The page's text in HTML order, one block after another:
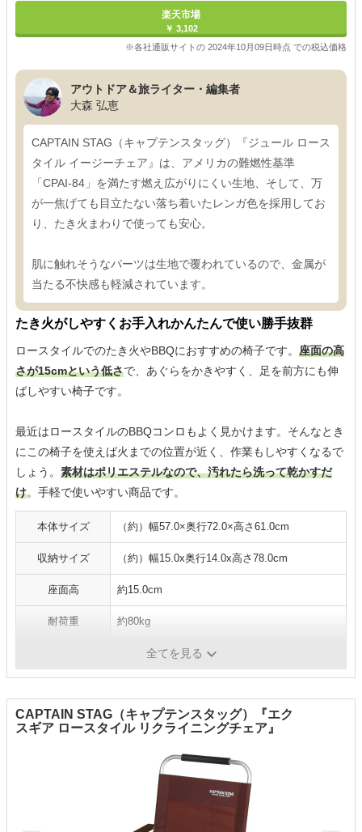
楽天市場
￥ 3,102
※各社通販サイトの 2024年10月09日時点 での税込価格
アウトドア＆旅ライター・編集者
大森 弘恵
CAPTAIN STAG（キャプテンスタッグ）『ジュール ロース
タイル イージーチェア』は、アメリカの難燃性基準
「CPAI-84」を満たす燃え広がりにくい生地、そして、万
が一焦げても目立たない落ち着いたレンガ色を採用してお
り、たき火まわりで使っても安心。
肌に触れそうなパーツは生地で覆われているので、金属が
当たる不快感も軽減されています。
たき火がしやすくお手入れかんたんで使い勝手抜群
ロースタイルでのたき火やBBQにおすすめの椅子です。 座面の高
さが15cmという低さで、あぐらをかきやすく、足を前方にも伸
ばしやすい椅子です。
最近はロースタイルのBBQコンロもよく見かけます。そんなとき
にこの椅子を使えば火までの位置が近く、作業もしやすくなるで
しょう。 素材はポリエステルなので、汚れたら洗って乾かすだ
け。手軽で使いやすい商品です。
本体サイズ （約）幅57.0×奥行72.0×高さ61.0cm
収納サイズ （約）幅15.0x奥行14.0x高さ78.0cm
座面高 約15.0cm
耐荷重 約80kg
約2.3kg全てを見る
CAPTAIN STAG（キャプテンスタッグ）『エク
スギア ロースタイル リクライニングチェア』